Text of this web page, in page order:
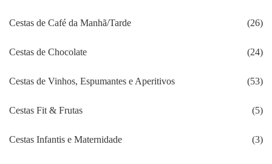
Cestas de Café da Manhã/Tarde (26)
Cestas de Chocolate (24)
Cestas de Vinhos, Espumantes e Aperitivos (53)
Cestas Fit & Frutas (5)
Cestas Infantis e Maternidade (3)